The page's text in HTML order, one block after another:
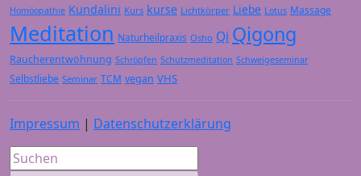
Homöopathie Kundalini Kurs kurse Lichtkörper Liebe Lotus Massage
Meditation Naturheilpraxis Osho Qi Qigong
Raucherentwöhnung Schröpfen Schutzmeditation Schweigeseminar
Selbstliebe Seminar TCM vegan VHS
Impressum | Datenschutzerklärung